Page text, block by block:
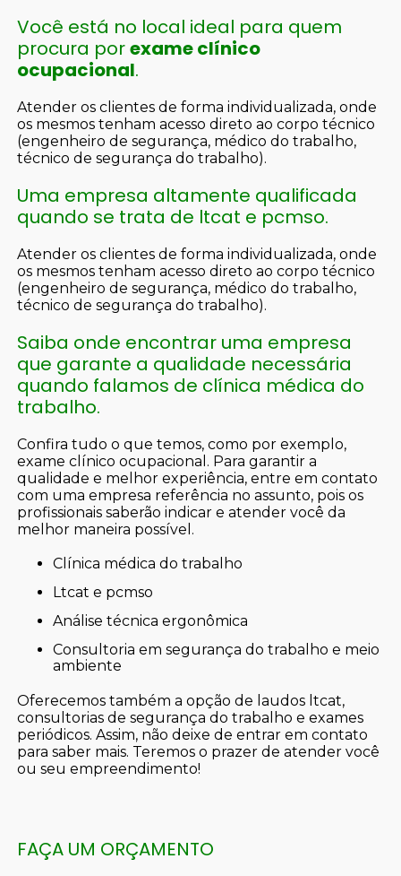
Você está no local ideal para quem
procura porexame clínico
ocupacional.
Atender os clientes de forma individualizada, onde
os mesmos tenham acesso direto ao corpo técnico
(engenheiro de segurança, médico do trabalho,
técnico de segurança do trabalho).
Uma empresa altamente qualificada
quando se trata de ltcat e pcmso.
Atender os clientes de forma individualizada, onde
os mesmos tenham acesso direto ao corpo técnico
(engenheiro de segurança, médico do trabalho,
técnico de segurança do trabalho).
Saiba onde encontrar uma empresa
que garante a qualidade necessária
quando falamos de clínica médica do
trabalho.
Confira tudo o que temos, como por exemplo,
exame clínico ocupacional. Para garantir a
qualidade e melhor experiência, entre em contato
com uma empresa referência no assunto, pois os
profissionais saberão indicar e atender você da
melhor maneira possível.
clínica médica do trabalho
ltcat e pcmso
análise técnica ergonômica
consultoria em segurança do trabalho e meio
ambiente
Oferecemos também a opção de laudos ltcat,
consultorias de segurança do trabalho e exames
periódicos. Assim, não deixe de entrar em contato
para saber mais. Teremos o prazer de atender você
ou seu empreendimento!
FAÇA UM ORÇAMENTO